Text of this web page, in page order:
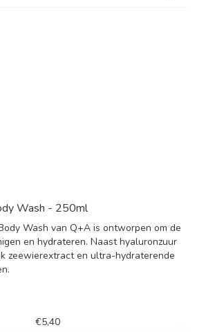
Wash - 250ml
Wash van Q+A is ontworpen om de
en hydrateren. Naast hyaluronzuur
zeewierextract en ultra-hydraterende
€5,40